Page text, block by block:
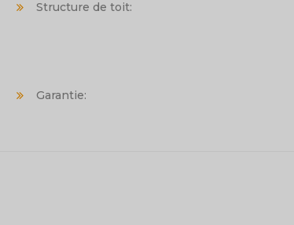
Structure de toit:
Garantie: